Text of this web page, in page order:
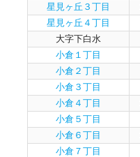
星見ヶ丘３丁目
星見ヶ丘４丁目
大字下白水
小倉１丁目
小倉２丁目
小倉３丁目
小倉４丁目
小倉５丁目
小倉６丁目
小倉７丁目